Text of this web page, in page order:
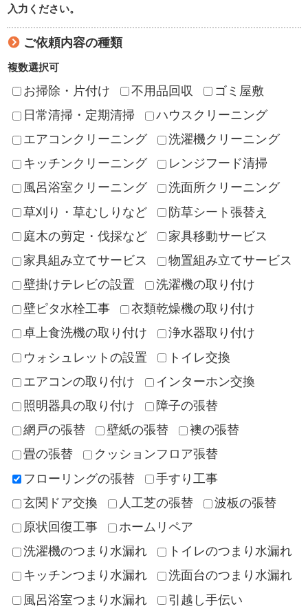
入力ください。
ご依頼内容の種類
複数選択可
お掃除・片付け 不用品回収
ゴミ屋敷
日常清掃・定期清掃
ハウスクリーニング
エアコンクリーニング
洗濯機クリーニング
キッチンクリーニング
レンジフード清掃
風呂浴室クリーニング
洗面所クリーニング
草刈り・草むしりなど
防草シート張替え
庭木の剪定・伐採など
家具移動サービス
家具組み立てサービス
物置組み立てサービス
壁掛けテレビの設置
洗濯機の取り付け
壁ピタ水栓工事
衣類乾燥機の取り付け
卓上食洗機の取り付け
浄水器取り付け
ウォシュレットの設置
トイレ交換
エアコンの取り付け
インターホン交換
照明器具の取り付け
障子の張替
網戸の張替
壁紙の張替
襖の張替
畳の張替
クッションフロア張替
フローリングの張替
手すり工事
玄関ドア交換
人工芝の張替
波板の張替
原状回復工事
ホームリペア
洗濯機のつまり水漏れ
トイレのつまり水漏れ
キッチンつまり水漏れ
洗面台のつまり水漏れ
風呂浴室つまり水漏れ
引越し手伝い